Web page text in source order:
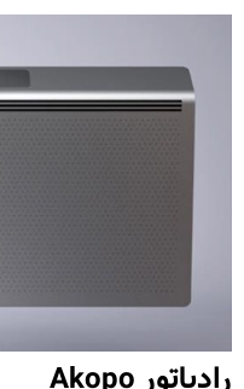
رادیاتور Akopo